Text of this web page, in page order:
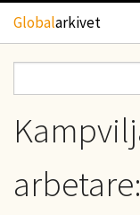
Hoppa till
Globalarkivet
TIDSKRIFTER